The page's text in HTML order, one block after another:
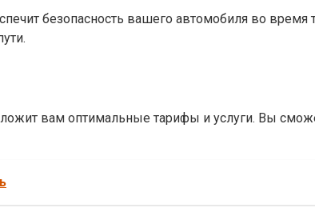
безопасность вашего автомобиля во время
вам оптимальные тарифы и услуги. Вы